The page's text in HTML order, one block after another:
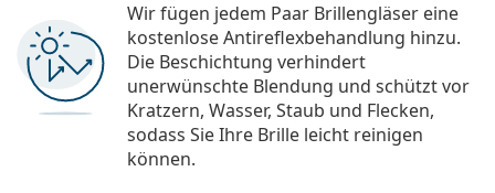
Wir fügen jedem Paar Brillengläser eine
kostenlose Antireflexbehandlung hinzu.
Die Beschichtung verhindert
unerwünschte Blendung und schützt vor
Kratzern, Wasser, Staub und Flecken,
sodass Sie Ihre Brille leicht reinigen
können.